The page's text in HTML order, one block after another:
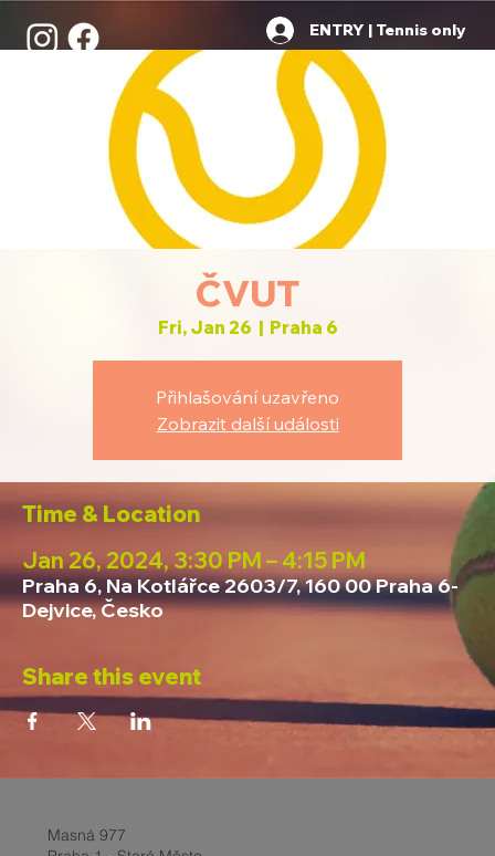
ENTRY | Tennis only
ČVUT
Fri, Jan 26
  |
Praha 6
Přihlašování uzavřeno
Zobrazit další události
Time & Location
Jan 26, 2024, 3:30 PM – 4:15 PM
Praha 6, Na Kotlářce 2603/7, 160 00 Praha 6-
Dejvice, Česko
Share this event
Masná 977